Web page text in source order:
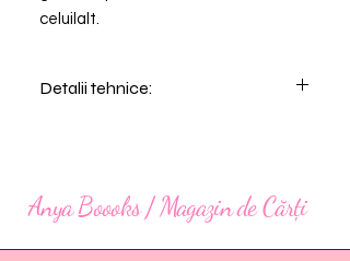
celuilalt.
Detalii tehnice:
Anya Boooks / Magazin de Cărți